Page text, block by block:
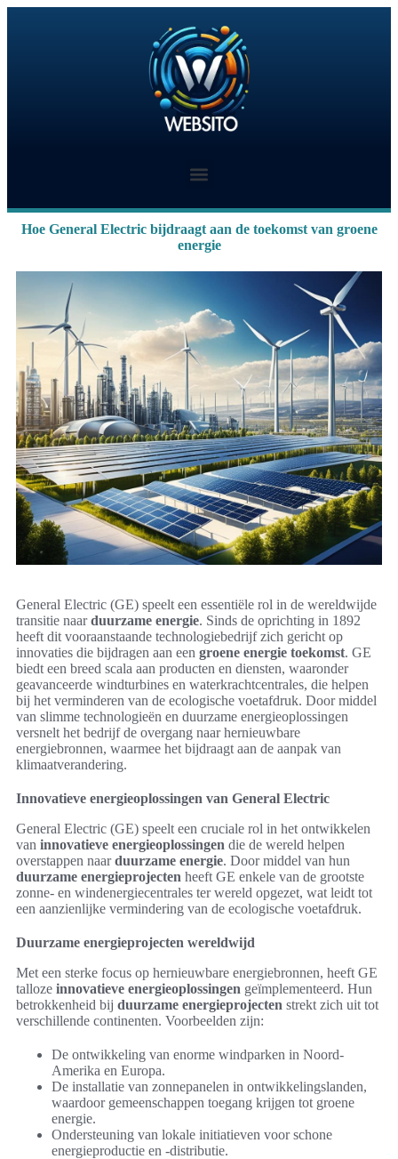
Hoe General Electric bijdraagt aan de toekomst van groene
energie
General Electric (GE) speelt een essentiële rol in de wereldwijde
transitie naarduurzame energie. Sinds de oprichting in 1892
heeft dit vooraanstaande technologiebedrijf zich gericht op
innovaties die bijdragen aan een groene energie toekomst. GE
biedt een breed scala aan producten en diensten, waaronder
geavanceerde windturbines en waterkrachtcentrales, die helpen
bij het verminderen van de ecologische voetafdruk. Door middel
van slimme technologieën en duurzame energieoplossingen
versnelt het bedrijf de overgang naar hernieuwbare
energiebronnen, waarmee het bijdraagt aan de aanpak van
klimaatverandering.
Innovatieve energieoplossingen van General Electric
General Electric (GE) speelt een cruciale rol in het ontwikkelen
van innovatieve energieoplossingen die de wereld helpen
overstappen naarduurzame energie. Door middel van hun
duurzame energieprojecten heeft GE enkele van de grootste
zonne- en windenergiecentrales ter wereld opgezet, wat leidt tot
een aanzienlijke vermindering van de ecologische voetafdruk.
Duurzame energieprojecten wereldwijd
Met een sterke focus op hernieuwbare energiebronnen, heeft GE
talloze innovatieve energieoplossingen geïmplementeerd. Hun
betrokkenheid bij duurzame energieprojecten strekt zich uit tot
verschillende continenten. Voorbeelden zijn:
De ontwikkeling van enorme windparken in Noord-
Amerika en Europa.
De installatie van zonnepanelen in ontwikkelingslanden,
waardoor gemeenschappen toegang krijgen tot groene
energie.
Ondersteuning van lokale initiatieven voor schone
energieproductie en -distributie.